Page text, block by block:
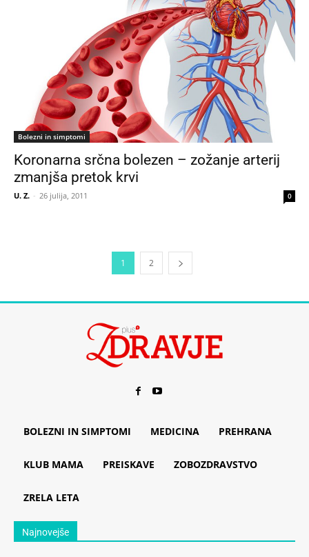
Bolezni in simptomi
Koronarna srčna bolezen – zožanje arterij
zmanjša pretok krvi
U. Z. - 26 julija, 2011 0
1 2
BOLEZNI IN SIMPTOMI MEDICINA PREHRANA
KLUB MAMA PREISKAVE ZOBOZDRAVSTVO
ZRELA LETA
Najnovejše